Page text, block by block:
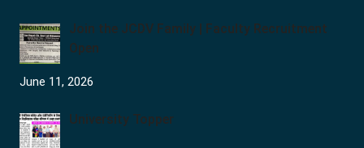
Join the JCDV Family | Faculty Recruitment
Open
June 11, 2026
University Topper